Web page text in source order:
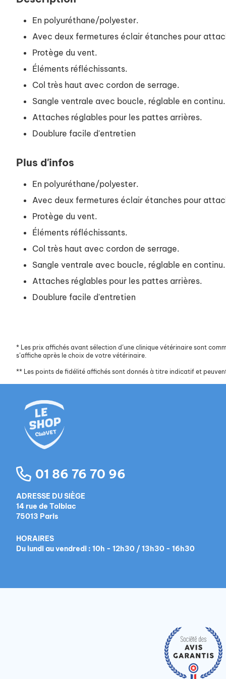
En polyuréthane/polyester.
Avec deux fermetures éclair étanches pour
Protège du vent.
Éléments réfléchissants.
Col très haut avec cordon de serrage.
Sangle ventrale avec boucle, réglable en continu.
Attaches réglables pour les pattes arrières.
Doublure facile d'entretien
Plus d'infos
En polyuréthane/polyester.
Avec deux fermetures éclair étanches pour
Protège du vent.
Éléments réfléchissants.
Col très haut avec cordon de serrage.
Sangle ventrale avec boucle, réglable en continu.
Attaches réglables pour les pattes arrières.
Doublure facile d'entretien
* Les prix affichés avant sélection d’une clinique vétérinaire sont
s’affiche après le choix de votre vétérinaire.
** Les points de fidélité affichés sont donnés à titre indicatif et
01 86 76 70 96
ADRESSE DU SIÈGE
14 rue de Tolbiac
75013 Paris
HORAIRES
Du lundi au vendredi : 10h - 12h30 / 13h30 - 16h30